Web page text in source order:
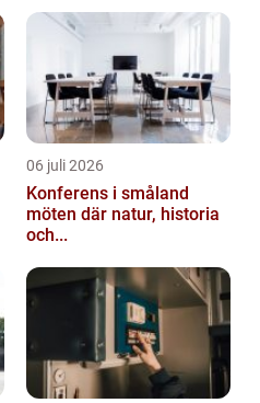
06 juli 2026
Konferens i småland
möten där natur, historia
och...